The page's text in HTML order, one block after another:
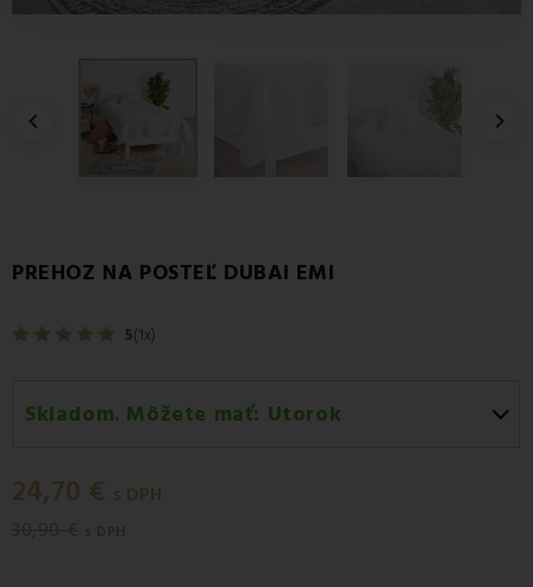
 
PREHOZ NA POSTEĽ DUBAI EMI
5(1x)
Skladom. Môžete mať: Utorok
Utorok 11.08
24,70 € s DPH